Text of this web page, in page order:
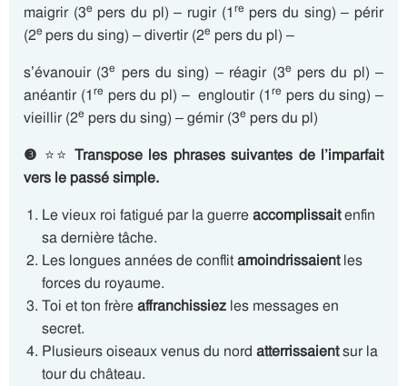
maigrir (3e pers du pl) – rugir (1re pers du sing) – périr
(2e pers du sing) – divertir (2e pers du pl) –
s’évanouir (3e pers du sing) – réagir (3e pers du pl) –
anéantir (1re pers du pl) – engloutir (1re pers du sing) –
vieillir (2e pers du sing) – gémir (3e pers du pl)
❸ ⭐⭐Transpose les phrases suivantes de l’imparfait
vers le passé simple.
Le vieux roi fatigué par la guerreaccomplissaitenfin
sa dernière tâche.
Les longues années de conflitamoindrissaientles
forces du royaume.
Toi et ton frèreaffranchissiez les messages en
secret.
Plusieurs oiseaux venus du nord atterrissaientsur la
tour du château.